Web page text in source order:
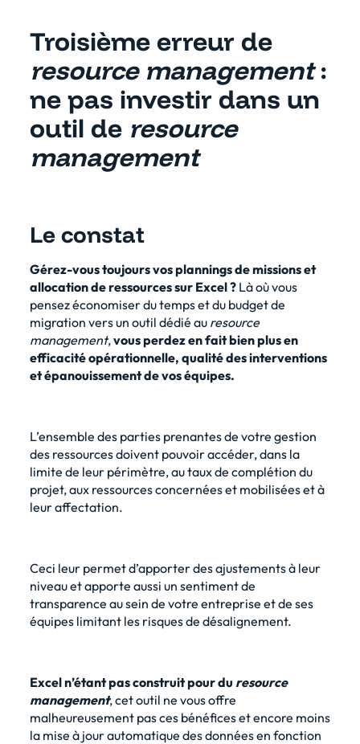
Troisième erreur de
resource management:
ne pas investir dans un
outil de resource
management
Le constat
Gérez-vous toujours vos plannings de missions et
allocation de ressources sur Excel?Là où vous
pensez économiser du temps et du budget de
migration vers un outil dédié au resource
management,vous perdez en fait bien plus en
efficacité opérationnelle, qualité des interventions
et épanouissement de vos équipes.
L’ensemble des parties prenantes de votre gestion
des ressources doivent pouvoir accéder, dans la
limite de leur périmètre, au taux de complétion du
projet, aux ressources concernées et mobilisées et à
leur affectation.
Ceci leur permet d’apporter des ajustements à leur
niveau et apporte aussi un sentiment de
transparence au sein de votre entreprise et de ses
équipes limitant les risques de désalignement.
Excel n’étant pas construit pour du resource
management, cet outil ne vous offre
malheureusement pas ces bénéfices et encore moins
la mise à jour automatique des données en fonction